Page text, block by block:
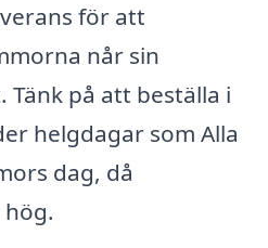
för att
når sin
på att beställa i
helgdagar som Alla
dag, då